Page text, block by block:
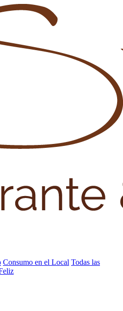
Consumo en el Local Todas las